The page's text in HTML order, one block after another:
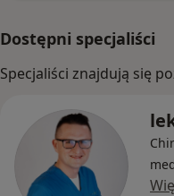
Dostępni specjaliści
Specjaliści znajdują się